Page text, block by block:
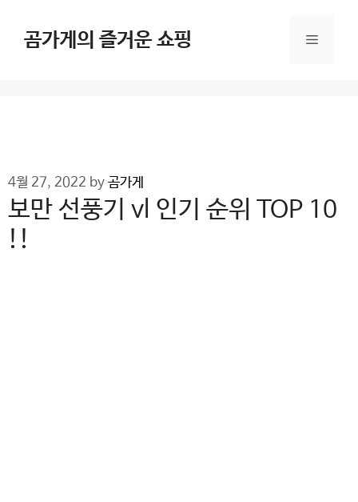
content곰가게의 즐거운 쇼핑 Menu
4월 27, 2022 by 곰가게
보만 선풍기 vl 인기 순위 TOP 10
!!